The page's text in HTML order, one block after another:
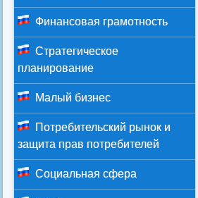
Финансовая грамотность
Стратегическое
планирование
Малый бизнес
Потребительский рынок и
защита прав потребителей
Социальная сфера